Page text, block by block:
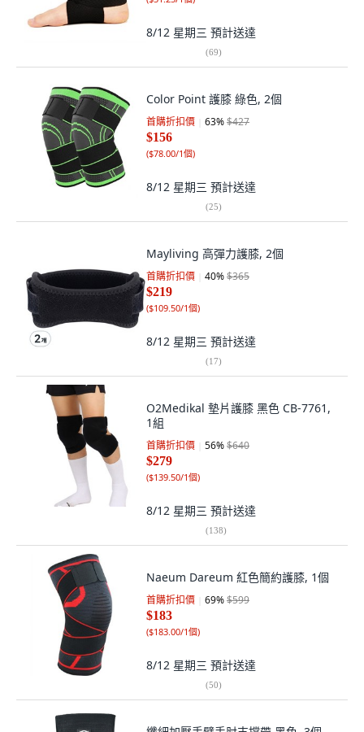
8/12 星期三 預計送達
(69)
Color Point 護膝 綠色, 2個
首購折扣價 63%$427
$156
($78.00/1個)
8/12 星期三 預計送達
(25)
Mayliving 高彈力護膝, 2個
首購折扣價 40%$365
$219
($109.50/1個)
8/12 星期三 預計送達
(17)
O2Medikal 墊片護膝 黑色 CB-7761,
1組
首購折扣價 56%$640
$279
($139.50/1個)
8/12 星期三 預計送達
(138)
Naeum Dareum 紅色簡約護膝, 1個
首購折扣價 69%$599
$183
($183.00/1個)
8/12 星期三 預計送達
(50)